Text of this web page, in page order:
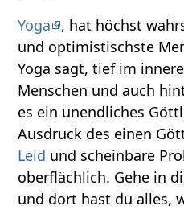
Yoga
, hat höchst
und optimistischste
Yoga sagt, tief im
Menschen und auch
es ein unendliches
Ausdruck des einen
Leid und scheinbare
oberflächlich. Gehe in
und dort hast du alles,